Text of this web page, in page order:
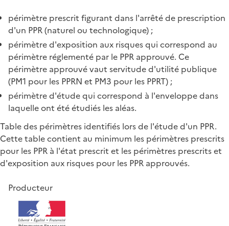
périmètre prescrit figurant dans l'arrêté de prescription
d'un PPR (naturel ou technologique) ;
périmètre d'exposition aux risques qui correspond au
périmètre réglementé par le PPR approuvé. Ce
périmètre approuvé vaut servitude d'utilité publique
(PM1 pour les PPRN et PM3 pour les PPRT) ;
périmètre d'étude qui correspond à l'enveloppe dans
laquelle ont été étudiés les aléas.
Table des périmètres identifiés lors de l'étude d'un PPR.
Cette table contient au minimum les périmètres prescrits
pour les PPR à l'état prescrit et les périmètres prescrits et
d'exposition aux risques pour les PPR approuvés.
Producteur